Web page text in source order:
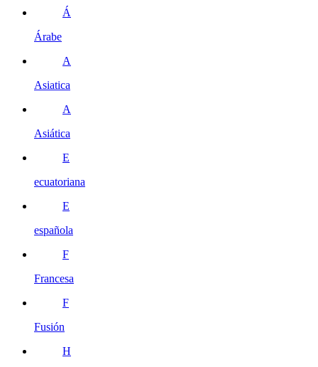
Á
Árabe
A
Asiatica
A
Asiática
E
ecuatoriana
E
española
F
Francesa
F
Fusión
H